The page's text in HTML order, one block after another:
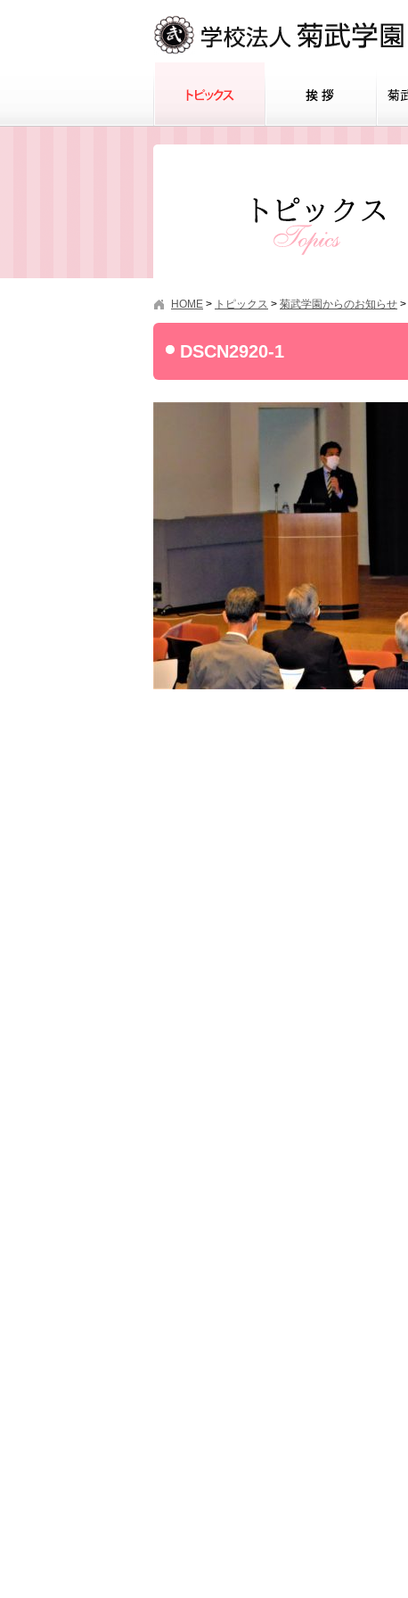
HOME > トピックス > 菊武学園からのお知らせ >
DSCN2920-1